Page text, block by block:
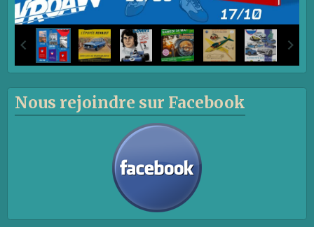
Nous rejoindre sur Facebook